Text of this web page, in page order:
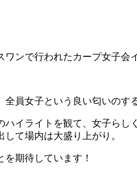
ワンで行われたカープ女子
員女子という良い匂いのす
ハイライトを観て、女子ら
て場内は大盛り上がり。
期待しています！